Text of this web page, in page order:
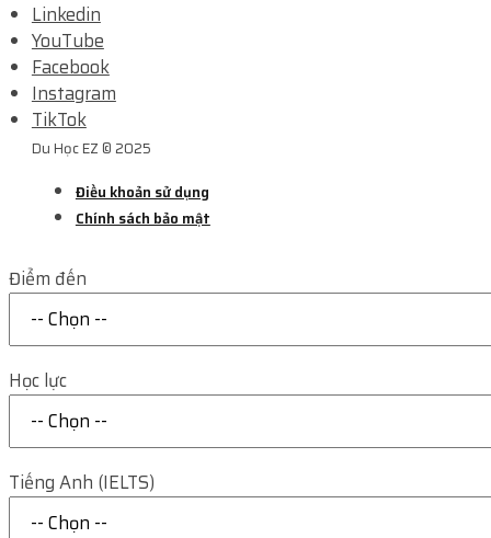
Linkedin
YouTube
Facebook
Instagram
TikTok
Du Học EZ © 2025
Điều khoản sử dụng
Chính sách bảo mật
Điểm đến
Học lực
Tiếng Anh (IELTS)